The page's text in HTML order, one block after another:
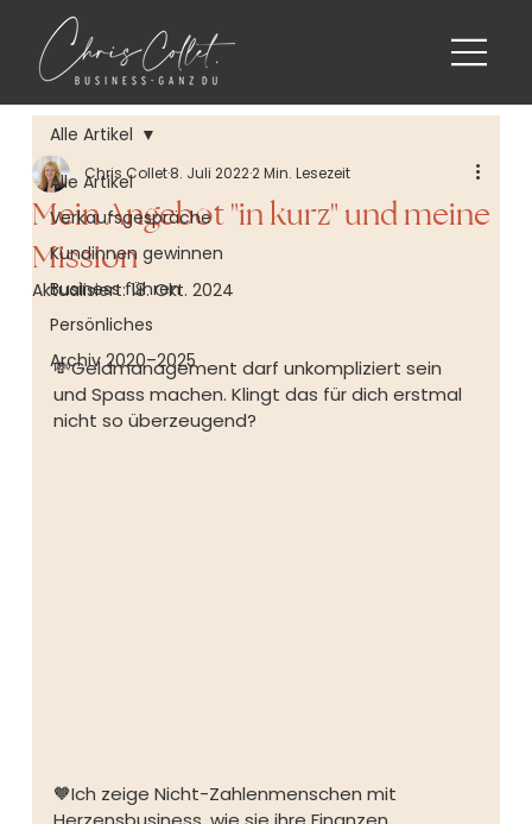
Alle Artikel
Verkaufsgespräche
Kundinnen gewinnen
Business führen
Persönliches
Archiv 2020–2025
Alle Artikel
Mein Angebot "in kurz" und meine
Mission
Chris Collet8. Juli 20222 Min. Lesezeit
Aktualisiert:18. Okt. 2024
💸Geldmanagement darf unkompliziert sein
und Spass machen. Klingt das für dich erstmal
nicht so überzeugend? ⁠
🧡Ich zeige Nicht-Zahlenmenschen mit